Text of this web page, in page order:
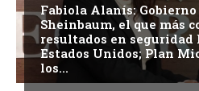
Fabiola Alanís:
Sheinbaum, el que más
resultados en seguridad
Estados Unidos; Plan
los...